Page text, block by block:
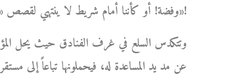
وفضة! أو كأننا أمام شريط لا ينتهي لقصص «ألف ليلة وليلة»!
وتتكدس السلع في غرف الفنادق حيث يحل
عن مد يد المساعدة له، فيحملونها تباعاً إلى